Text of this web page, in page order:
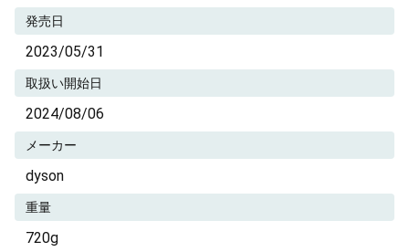
発売日
2023/05/31
取扱い開始日
2024/08/06
メーカー
dyson
重量
720g